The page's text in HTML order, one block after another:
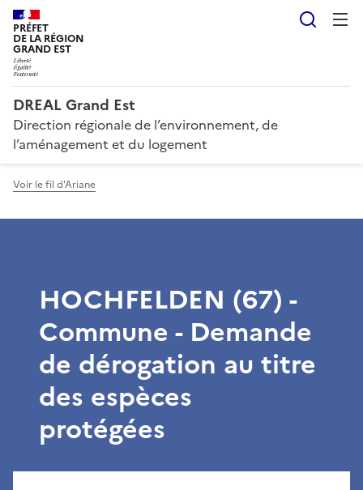
PRÉFET
DE LA RÉGION
GRAND EST
DREAL Grand Est
Direction régionale de l’environnement, de
l’aménagement et du logement
Voir le fil d'Ariane
HOCHFELDEN (67) -
Commune - Demande
de dérogation au titre
des espèces
protégées